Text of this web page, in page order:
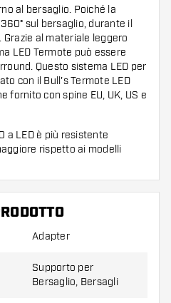
al bersaglio. Poiché la
sul bersaglio, durante il
al materiale leggero
LED Termote può essere
Questo sistema LED per
con il Bull's Termote LED
fornito con spine EU, UK, US e
a LED è più resistente
rispetto ai modelli
Adapter
Supporto per
Bersaglio, Bersagli